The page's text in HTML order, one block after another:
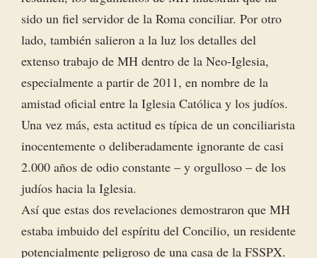
sido un fiel servidor de la Roma conciliar. Por otro
lado, también salieron a la luz los detalles del
extenso trabajo de MH dentro de la Neo-Iglesia,
especialmente a partir de 2011, en nombre de la
amistad oficial entre la Iglesia Católica y los judíos.
Una vez más, esta actitud es típica de un conciliarista
inocentemente o deliberadamente ignorante de casi
2.000 años de odio constante – y orgulloso – de los
judíos hacia la Iglesia.
Así que estas dos revelaciones demostraron que MH
estaba imbuido del espíritu del Concilio, un residente
potencialmente peligroso de una casa de la FSSPX.